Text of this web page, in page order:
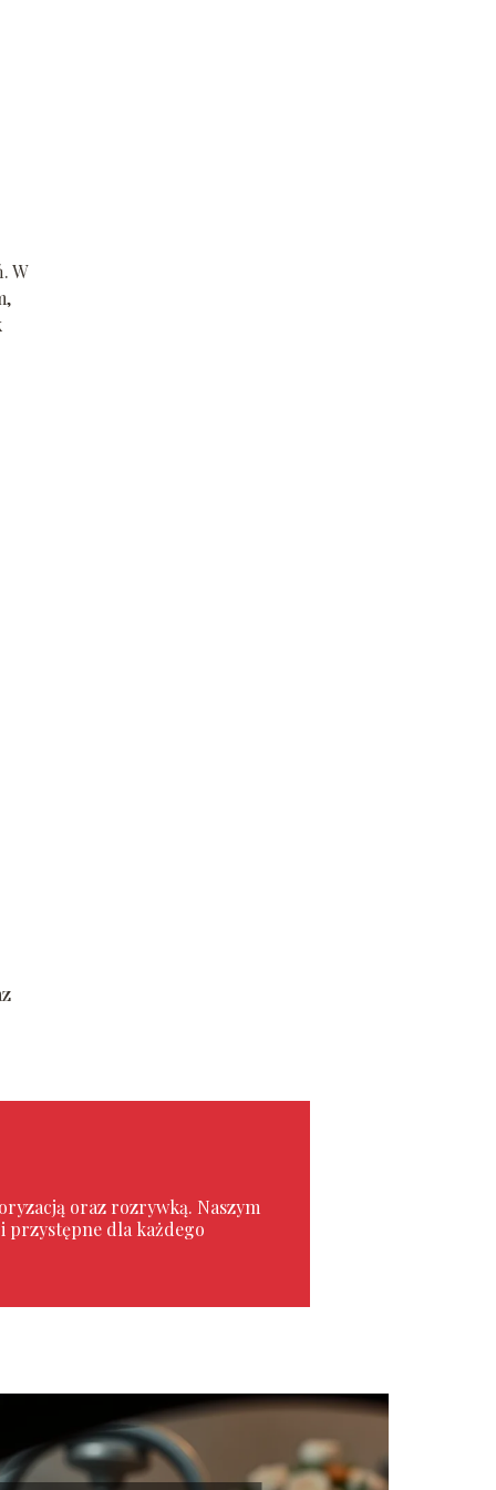
W
oraz rozrywką. Naszym
przystępne dla każdego